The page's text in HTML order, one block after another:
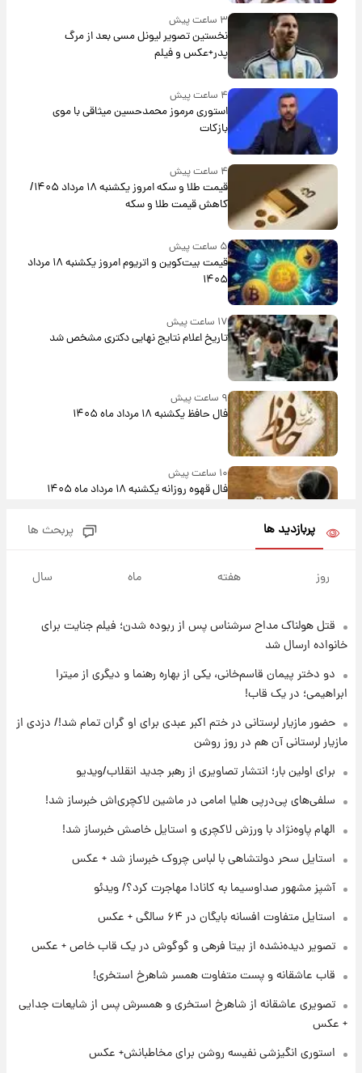
۳ ساعت پیش
نخستین تصویر لیونل مسی بعد از مرگ
پدر+عکس و فیلم
۴ ساعت پیش
استوری مرموز محمدحسین میثاقی با موی
بازکات
قیمت طلا و سکه امروز یکشنبه ۱۸ مرداد ۱۴۰۵/
کاهش قیمت طلا و سکه
۵ ساعت پیش
قیمت بیت‌کوین و اتریوم امروز یکشنبه ۱۸ مرداد
۱۴۰۵
۱۷ ساعت پیش
تاریخ اعلام نتایج نهایی دکتری مشخص شد
۹ ساعت پیش
فال حافظ یکشنبه ۱۸ مرداد ماه ۱۴۰۵
۱۰ ساعت پیش
فال قهوه روزانه یکشنبه ۱۸ مرداد ماه ۱۴۰۵
۱۹ ساعت پیش
لیونل مسی عزادار شد! + جزئیات
۲۲ ساعت پیش
لحظه برخورد رعد و برق به ساختمان مرکز تجارت
جهانی در آمریکا + فیلم
برای اولین بار؛ انتشار تصاویری از رهبر جدید
انقلاب/ویدیو
تصاویر عمامه بستن به شیوه خاتمی/ویدیو
پربازدید ها پربحث ها
روز هفته ماه سال
قتل هولناک مداح سرشناس پس از ربوده شدن؛ فیلم جنایت برای
خانواده ارسال شد
دو دختر پیمان قاسم‌خانی، یکی از بهاره رهنما و دیگری از میترا
ابراهیمی؛ در یک قاب!
حضور مازیار لرستانی در ختم اکبر عبدی برای او گران تمام شد!/ دزدی از
مازیار لرستانی آن هم در روز روشن
برای اولین بار؛ انتشار تصاویری از رهبر جدید انقلاب/ویدیو
سلفی‌های پی‌درپی هلیا امامی در ماشین لاکچری‌اش خبرساز شد!
الهام پاوه‌نژاد با ورزش لاکچری و استایل خاصش خبرساز شد!
استایل سحر دولتشاهی با لباس چروک خبرساز شد + عکس
آشپز مشهور صداوسیما به کانادا مهاجرت کرد؟/ ویدئو
استایل متفاوت افسانه بایگان در ۶۴ سالگی + عکس
تصویر دیده‌نشده از بیتا فرهی و گوگوش در یک قاب خاص + عکس
قاب عاشقانه و پست متفاوت همسر شاهرخ استخری!
تصویری عاشقانه از شاهرخ استخری و همسرش پس از شایعات جدایی
+ عکس
استوری انگیزشی نفیسه روشن برای مخاطبانش+ عکس